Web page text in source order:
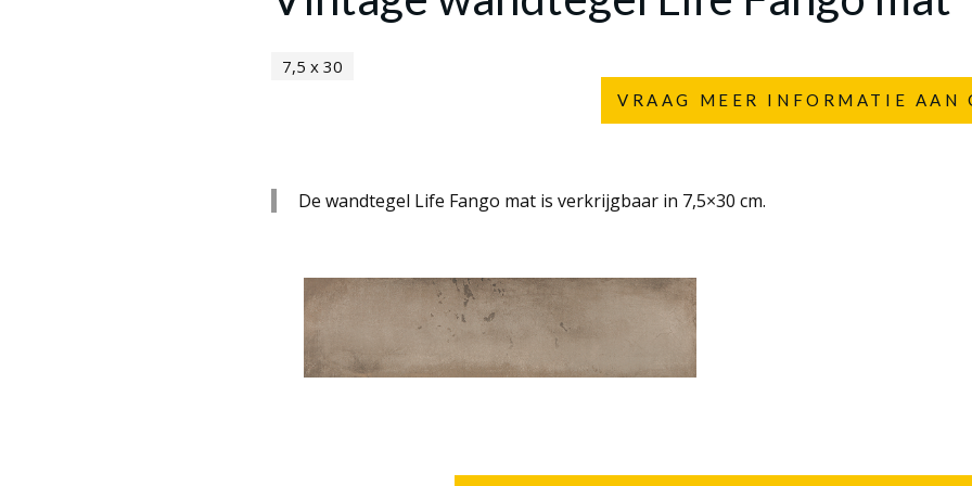
VRAAG MEER INFORMATIE AAN
7,5 x 30
De wandtegel Life Fango mat is verkrijgbaar in 7,5×30 cm.